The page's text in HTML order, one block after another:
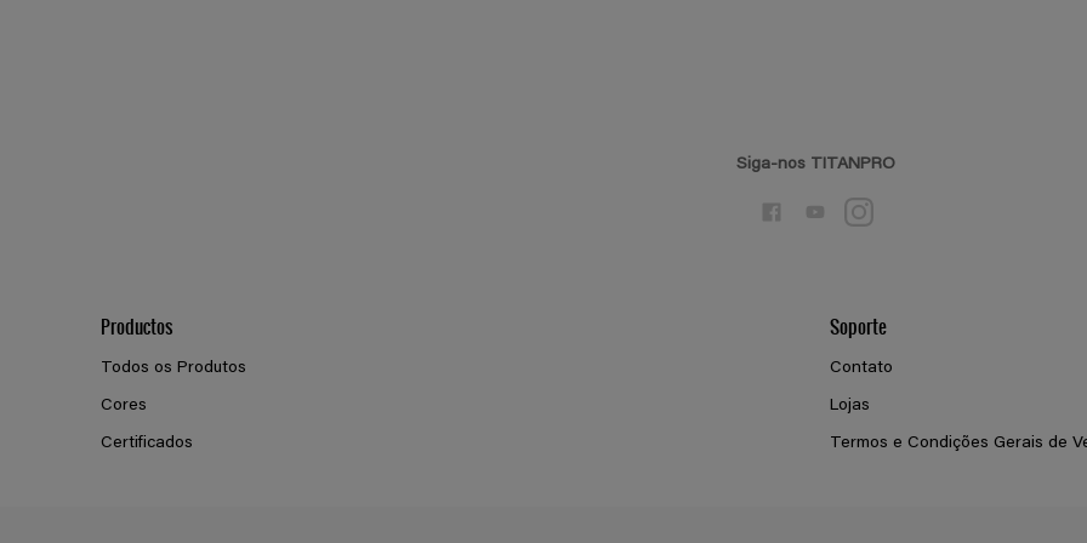
Siga-nos TITANPRO
Productos
Todos os Produtos
Cores
Certificados
Soporte
Contato
Lojas
Termos e Condições Gerais de